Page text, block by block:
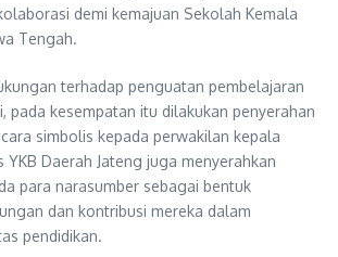
demi kemajuan Sekolah Kemala
Tengah.
terhadap penguatan pembelajaran
pada kesempatan itu dilakukan penyerahan
simbolis kepada perwakilan kepala
YKB Daerah Jateng juga menyerahkan
para narasumber sebagai bentuk
dan kontribusi mereka dalam
pendidikan.